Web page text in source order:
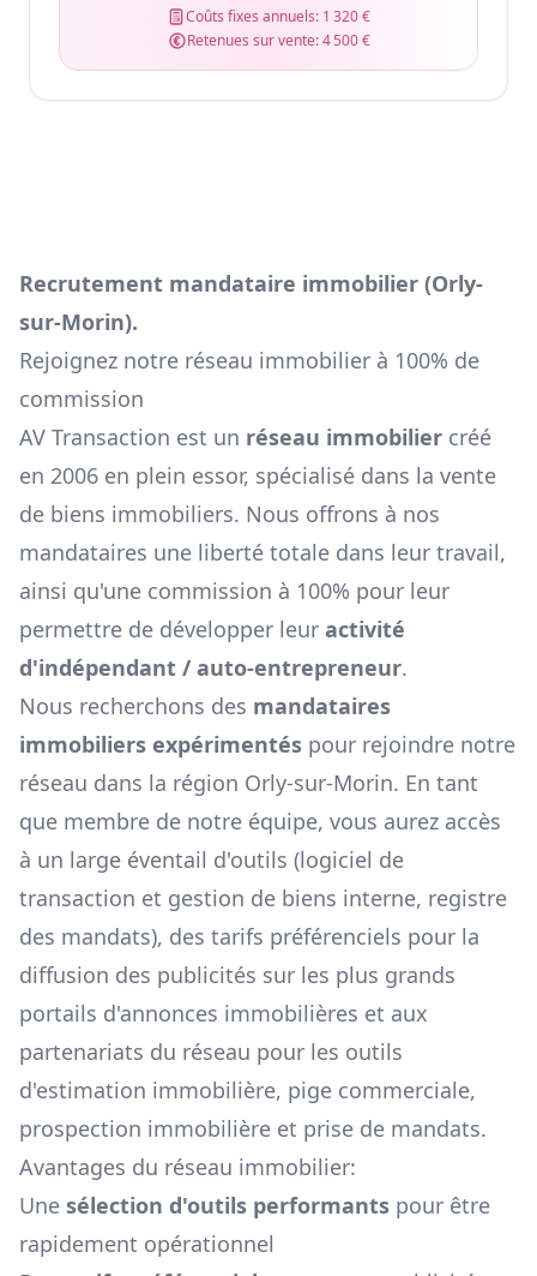
Coûts fixes annuels: 1 320 €
Retenues sur vente:4 500 €
Recrutement mandataire immobilier (Orly-
sur-Morin).
Rejoignez notre réseau immobilier à 100% de
commission
AV Transaction est un réseau immobilier créé
en 2006 en plein essor, spécialisé dans la vente
de biens immobiliers. Nous offrons à nos
mandataires une liberté totale dans leur travail,
ainsi qu'une commission à 100% pour leur
permettre de développer leur activité
d'indépendant / auto-entrepreneur.
Nous recherchons des mandataires
immobiliers expérimentés pour rejoindre notre
réseau dans la région Orly-sur-Morin. En tant
que membre de notre équipe, vous aurez accès
à un large éventail d'outils (logiciel de
transaction et gestion de biens interne, registre
des mandats), des tarifs préférenciels pour la
diffusion des publicités sur les plus grands
portails d'annonces immobilières et aux
partenariats du réseau pour les outils
d'estimation immobilière, pige commerciale,
prospection immobilière et prise de mandats.
Avantages du réseau immobilier:
Une sélection d'outils performants pour être
rapidement opérationnel